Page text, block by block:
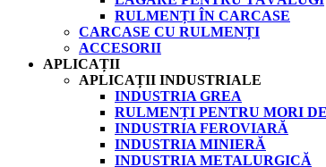
RULMENȚI ÎN CARCASE
CARCASE CU RULMENȚI
ACCESORII
APLICAȚII
APLICAȚII INDUSTRIALE
INDUSTRIA GREA
RULMENȚI PENTRU MORI
INDUSTRIA FEROVIARĂ
INDUSTRIA MINIERĂ
INDUSTRIA METALURGICĂ